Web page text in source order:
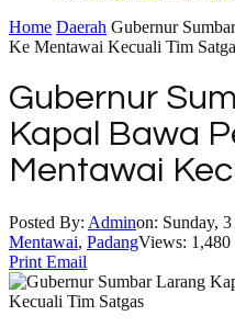
Home Daerah Gubernur
Ke Mentawai Kecuali Tim
Gubernur
Kapal Bawa
Mentawai
Posted By: Adminon: Sunday,
Mentawai, PadangViews: 1,480
Print Email